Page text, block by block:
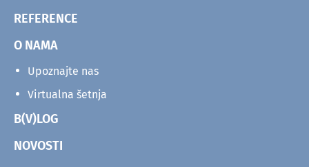
REFERENCE
O NAMA
Upoznajte nas
Virtualna šetnja
B(V)LOG
NOVOSTI